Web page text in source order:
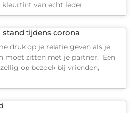
kleurtint van echt leder
stand tijdens corona
druk op je relatie geven als je
moet zitten met je partner. Een
op bezoek bij vrienden,